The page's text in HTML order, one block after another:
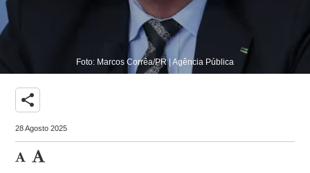
Foto: Marcos Corrêa/PR | Agência Pública
share
28 Agosto 2025